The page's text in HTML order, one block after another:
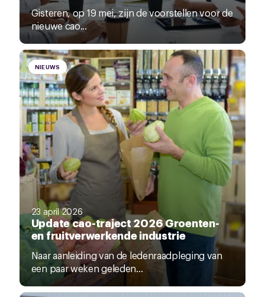
Gisteren, op 19 mei, zijn de voorstellen voor de
nieuwe cao...
NIEUWS
23 april 2026
Update cao-traject 2026 Groenten-
en fruitverwerkende industrie
Naar aanleiding van de ledenraadpleging van
een paar weken geleden...